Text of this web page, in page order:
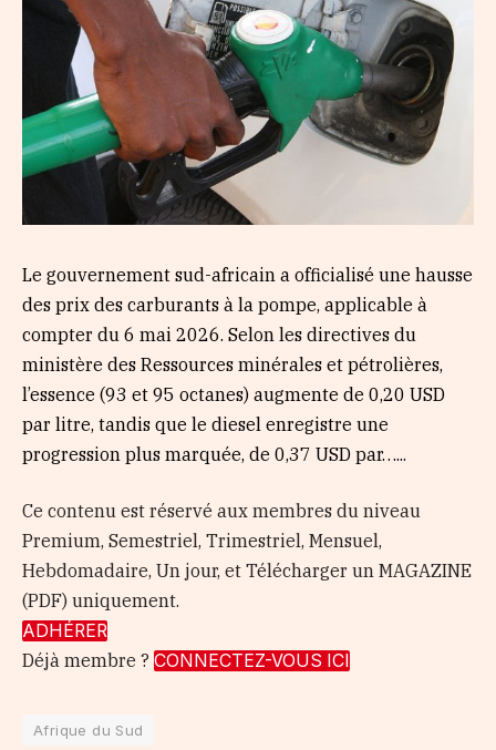
Le gouvernement sud-africain a officialisé une hausse
des prix des carburants à la pompe, applicable à
compter du 6 mai 2026. Selon les directives du
ministère des Ressources minérales et pétrolières,
l’essence (93 et 95 octanes) augmente de 0,20 USD
par litre, tandis que le diesel enregistre une
progression plus marquée, de 0,37 USD par…...
Ce contenu est réservé aux membres du niveau
Premium, Semestriel, Trimestriel, Mensuel,
Hebdomadaire, Un jour, et Télécharger un MAGAZINE
(PDF) uniquement.
ADHÉRER
Déjà membre ? CONNECTEZ-VOUS ICI
Afrique du Sud